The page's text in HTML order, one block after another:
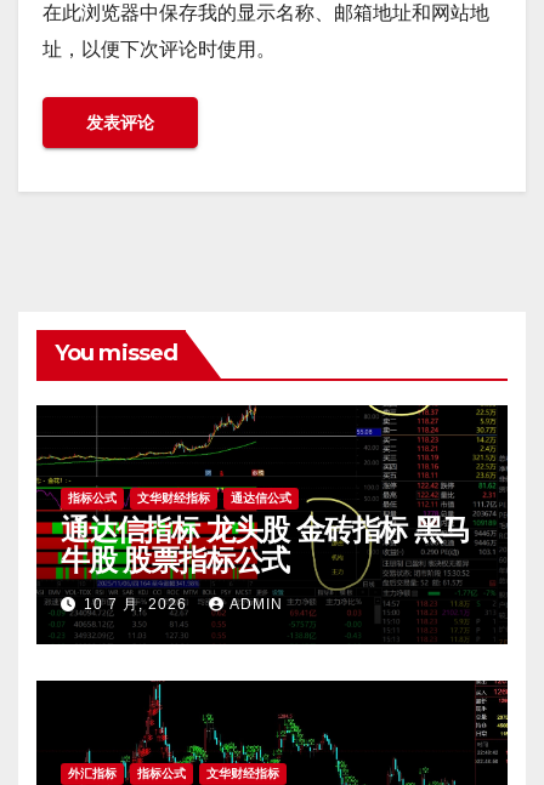
在此浏览器中保存我的显示名称、邮箱地址和网站地
址，以便下次评论时使用。
You missed
指标公式 文华财经指标 通达信公式
通达信指标 龙头股 金砖指标 黑马
牛股 股票指标公式
10 7 月, 2026 ADMIN
外汇指标 指标公式 文华财经指标